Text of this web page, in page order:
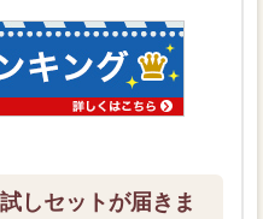
しセットが届きま